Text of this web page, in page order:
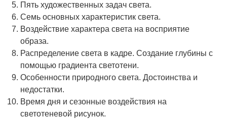
Пять художественных задач света.
Семь основных характеристик света.
Воздействие характера света на восприятие
образа.
Распределение света в кадре. Создание глубины с
помощью градиента светотени.
Особенности природного света. Достоинства и
недостатки.
Время дня и сезонные воздействия на
светотеневой рисунок.